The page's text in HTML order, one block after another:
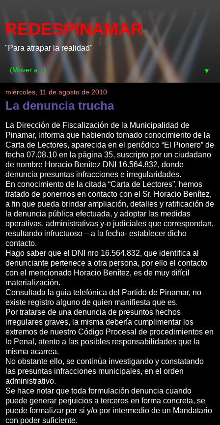
REDESPINAMAR
"Para atrapar la realidad"
▼
miércoles, 11 de agosto de 2010
La denuncia trucha
La Dirección de Fiscalización de la Municipalidad de
Pinamar, informa que habiendo tomado conocimiento de la
Carta de Lectores, aparecida en el periódico “El Pionero” de
fecha 07.08.10 en la página 35, suscripto por un ciudadano
de nombre Horacio Benítez DNI 16.564.832, donde
denuncia presuntas infracciones e irregularidades.
En conocimiento de la citada “Carta de Lectores”, hemos
tratado de ponernos en contacto con el Sr. Horacio Benítez,
a fin que pueda brindar ampliación, detalles y ratificación de
la denuncia pública efectuada, y adoptar las medidas
operativas, administrativas y-o judiciales que correspondan,
resultando infructuoso – a la fecha- establecer dicho
contacto.
Hago saber que el DNI nro 16.564.832, que identifica al
denunciante pertenece a otra persona, por ello el contacto
con el mencionado Horacio Benítez, es de muy difícil
materialización.
Consultada la guia telefónica del Partido de Pinamar, no
existe registro alguno de quien manifiesta que es.
Por tratarse de una denuncia de presuntos hechos
irregulares graves, la misma debería cumplimentar los
extremos de nuestro Código Procesal de procedimientos en
lo Penal, atento a las posibles responsabilidades que la
misma acarrea.
No obstante ello, se continúa investigando y constatando
las presuntas infracciones municipales, en el orden
administrativo.
Se hace notar que toda formulación denuncia cuando
puede generar perjuicios a terceros en forma concreta, se
puede formalizar por si y/o por intermedio de un Mandatario
con poder suficiente.